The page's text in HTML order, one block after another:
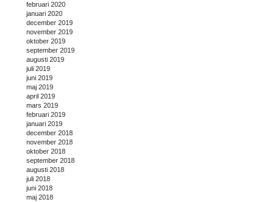
februari 2020
januari 2020
december 2019
november 2019
oktober 2019
september 2019
augusti 2019
juli 2019
juni 2019
maj 2019
april 2019
mars 2019
februari 2019
januari 2019
december 2018
november 2018
oktober 2018
september 2018
augusti 2018
juli 2018
juni 2018
maj 2018